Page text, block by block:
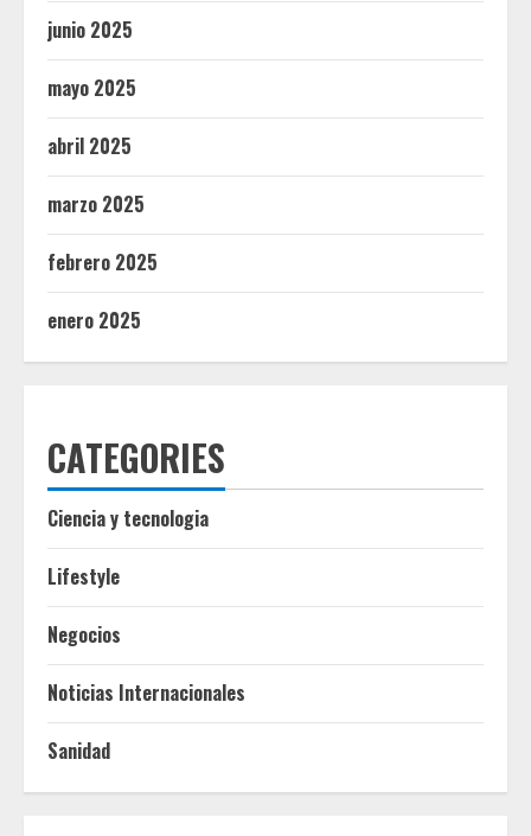
junio 2025
mayo 2025
abril 2025
marzo 2025
febrero 2025
enero 2025
CATEGORIES
Ciencia y tecnologia
Lifestyle
Negocios
Noticias Internacionales
Sanidad